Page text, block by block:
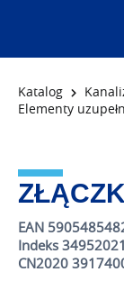
Katalog
Elementy
EAN
Indeks
CN2020